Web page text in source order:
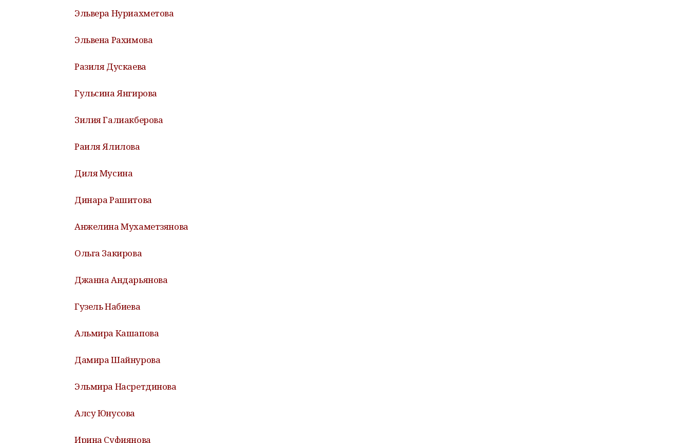
Эльвера Нуриахметова
Эльвена Рахимова
Разиля Дускаева
Гульсина Янгирова
Зилия Галиакберова
Раиля Ялилова
Диля Мусина
Динара Рашитова
Анжелина Мухаметзянова
Ольга Закирова
Джанна Андарьянова
Гузель Набиева
Альмира Кашапова
Дамира Шайнурова
Эльмира Насретдинова
Алсу Юнусова
Ирина Суфиянова